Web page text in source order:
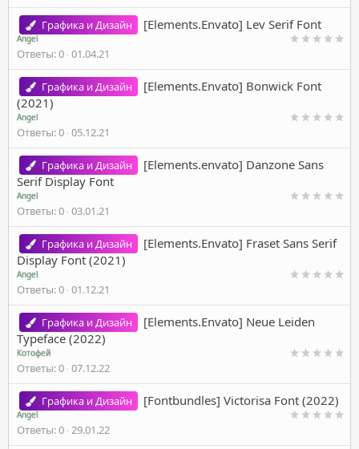
Графика и Дизайн [Elements.Envato] Lev Serif Font
Angel
Ответы 0 01.04.21
Графика и Дизайн
[Elements.Envato] Bonwick Font
(2021)
Angel
Ответы 0 05.12.21
Графика и Дизайн
[Elements.envato] Danzone Sans
Serif Display Font
Angel
Ответы 0 03.01.21
Графика и Дизайн
[Elements.Envato] Fraset Sans Serif
Display Font (2021)
Angel
Ответы 0 01.12.21
Графика и Дизайн
[Elements.Envato] Neue Leiden
Typeface (2022)
Котофей
Ответы 0 07.12.22
Графика и Дизайн [Fontbundles] Victorisa Font (2022)
Angel
Ответы 0 29.01.22